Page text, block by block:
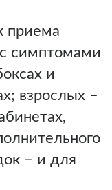
приема
симптомами
и
взрослых –
– и для